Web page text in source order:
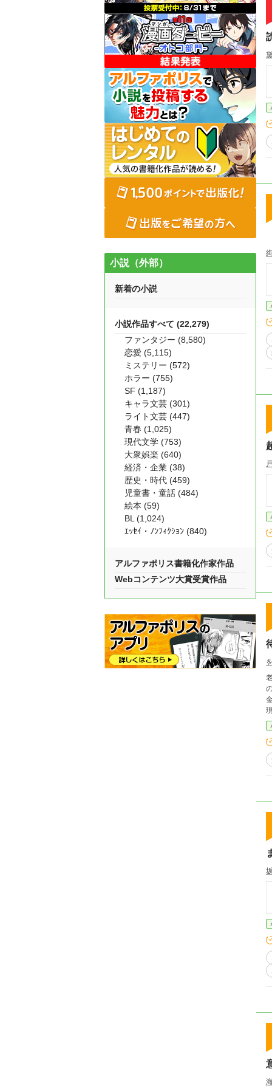
小説（外部）
新着の小説
小説作品すべて (22,279)
ファンタジー (8,580)
恋愛 (5,115)
ミステリー (572)
ホラー (755)
SF (1,187)
キャラ文芸 (301)
ライト文芸 (447)
青春 (1,025)
現代文学 (753)
大衆娯楽 (640)
経済・企業 (38)
歴史・時代 (459)
児童書・童話 (484)
絵本 (59)
BL (1,024)
ｴｯｾｲ・ﾉﾝﾌｨｸｼｮﾝ (840)
アルファポリス書籍化作家作品
Webコンテンツ大賞受賞作品